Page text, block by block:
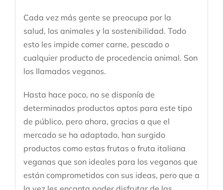
Cada vez más gente se preocupa por la
salud, los animales y la sostenibilidad. Todo
esto les impide comer carne, pescado o
cualquier producto de procedencia animal. Son
los llamados veganos.
Hasta hace poco, no se disponía de
determinados productos aptos para este tipo
de público, pero ahora, gracias a que el
mercado se ha adaptado, han surgido
productos como estas frutas o fruta italiana
veganas que son ideales para los veganos que
están comprometidos con sus ideas, pero que a